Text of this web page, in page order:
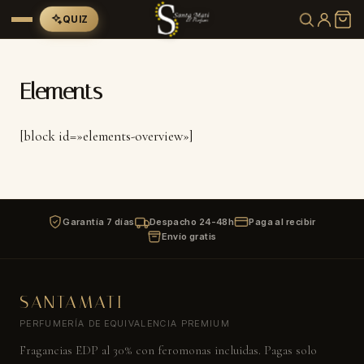
QUIZ
Elements
[block id=»elements-overview»]
Garantía 7 días Despacho 24-48h
Paga al recibir
Envío gratis
SANTAMATI
PERFUMERÍA DE EQUIVALENCIA PREMIUM
Fragancias EDP al 30% con feromonas incluidas. Pagas solo